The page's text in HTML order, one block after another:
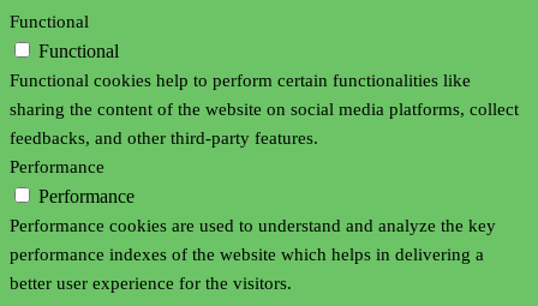
Functional
Functional
Functional cookies help to perform certain functionalities like
sharing the content of the website on social media platforms, collect
feedbacks, and other third-party features.
Performance
Performance
Performance cookies are used to understand and analyze the key
performance indexes of the website which helps in delivering a
better user experience for the visitors.